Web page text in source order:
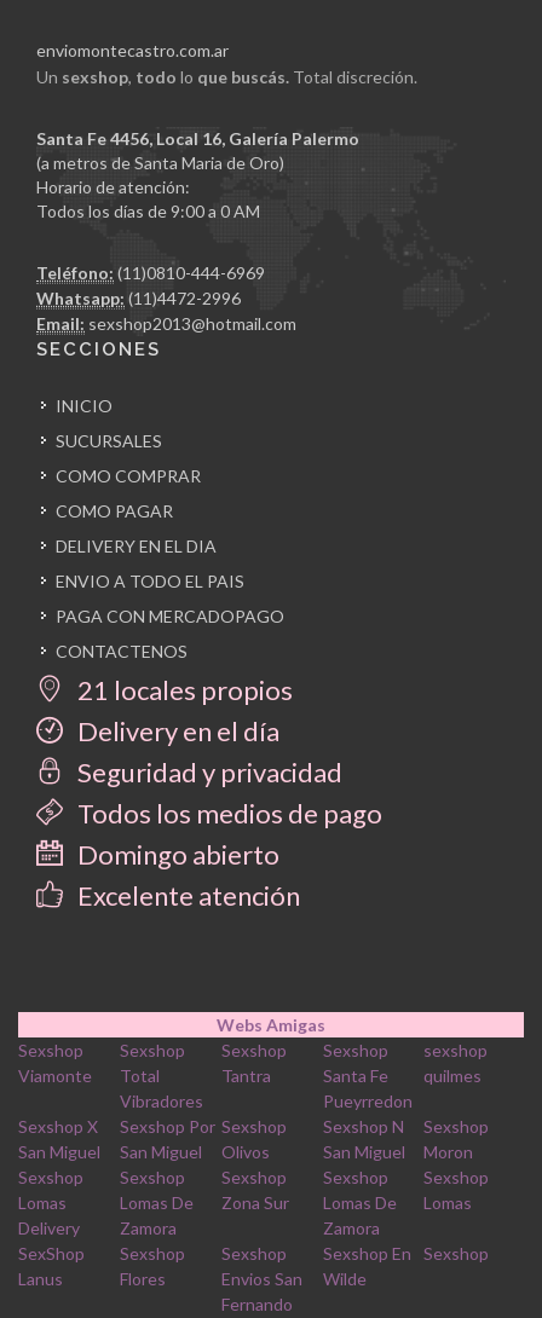
enviomontecastro.com.ar
Un sexshop, todo lo que buscás. Total discreción.
Santa Fe 4456, Local 16, Galería Palermo
(a metros de Santa Maria de Oro)
Horario de atención:
Todos los días de 9:00 a 0 AM
Teléfono: (11)0810-444-6969
Whatsapp: (11)4472-2996
Email: sexshop2013@hotmail.com
SECCIONES
INICIO
SUCURSALES
COMO COMPRAR
COMO PAGAR
DELIVERY EN EL DIA
ENVIO A TODO EL PAIS
PAGA CON MERCADOPAGO
CONTACTENOS
21 locales propios
Delivery en el día
Seguridad y privacidad
Todos los medios de pago
Domingo abierto
Excelente atención
Webs Amigas
Sexshop
Viamonte
Sexshop
Total
Vibradores
Sexshop
Tantra
Sexshop
Santa Fe
Pueyrredon
sexshop
quilmes
Sexshop X
San Miguel
Sexshop Por
San Miguel
Sexshop
Olivos
Sexshop N
San Miguel
Sexshop
Moron
Sexshop
Lomas
Delivery
Sexshop
Lomas De
Zamora
Sexshop
Zona Sur
Sexshop
Lomas De
Zamora
Sexshop
Lomas
SexShop
Lanus
Sexshop
Flores
Sexshop
Envios San
Fernando
Sexshop En
Wilde
Sexshop